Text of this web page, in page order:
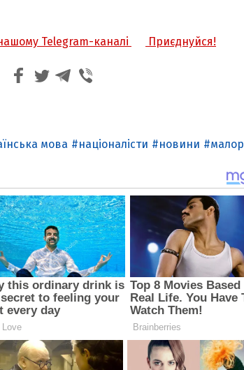
Telegram-каналі Приєднуйся!
мова націоналісти новини